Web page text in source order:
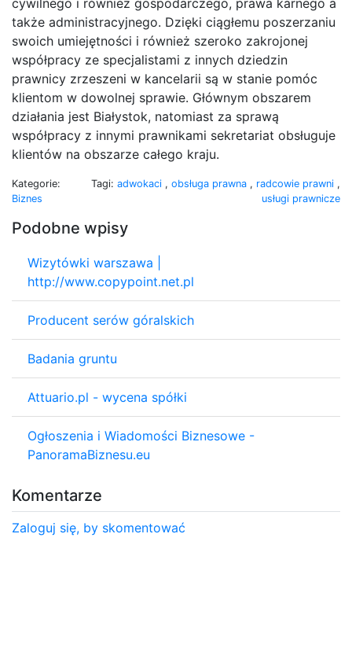
także administracyjnego. Dzięki ciągłemu poszerzaniu
swoich umiejętności i również szeroko zakrojonej
współpracy ze specjalistami z innych dziedzin
prawnicy zrzeszeni w kancelarii są w stanie pomóc
klientom w dowolnej sprawie. Głównym obszarem
działania jest Białystok, natomiast za sprawą
współpracy z innymi prawnikami sekretariat obsługuje
klientów na obszarze całego kraju.
Kategorie:
Biznes
Tagi: adwokaci , obsługa prawna , radcowie prawni ,
usługi prawnicze
Podobne wpisy
Wizytówki warszawa |
http://www.copypoint.net.pl
Producent serów góralskich
Badania gruntu
Attuario.pl - wycena spółki
Ogłoszenia i Wiadomości Biznesowe -
PanoramaBiznesu.eu
Komentarze
Zaloguj się, by skomentować